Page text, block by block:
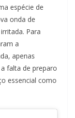
espécie de
onda de
Para
a
apenas
falta de preparo
essencial como